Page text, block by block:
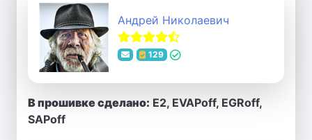
Андрей Николаевич
129
В прошивке сделано: E2, EVAPoff, EGRoff,
SAPoff